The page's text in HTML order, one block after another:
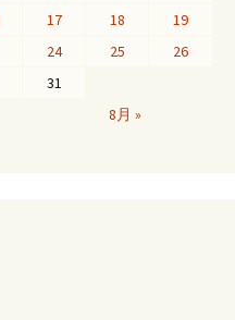
17 18
19
24 25
26
31
8月 »